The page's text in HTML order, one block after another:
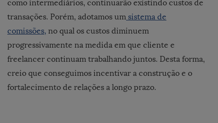
como intermediários, continuarão existindo custos de
transações. Porém, adotamos um sistema de
comissões, no qual os custos diminuem
progressivamente na medida em que cliente e
freelancer continuam trabalhando juntos. Desta forma,
creio que conseguimos incentivar a construção e o
fortalecimento de relações a longo prazo.